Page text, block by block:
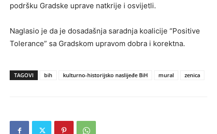
podršku Gradske uprave natkrije i osvijetli.
Naglasio je da je dosadašnja saradnja koalicije “Positive
Tolerance” sa Gradskom upravom dobra i korektna.
TAGOVI bih kulturno-historijsko naslijeđe BiH mural zenica